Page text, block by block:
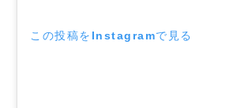
この投稿をInstagramで見る